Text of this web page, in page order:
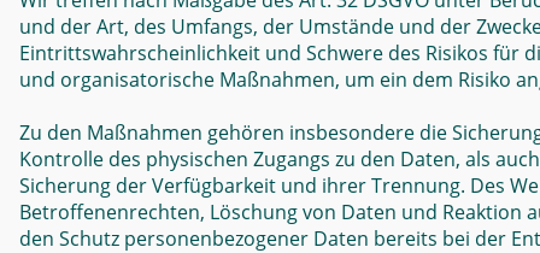
und der Art, des Umfangs, der Umstände und der
Eintrittswahrscheinlichkeit und Schwere des Risikos für
und organisatorische Maßnahmen, um ein dem Risiko
Zu den Maßnahmen gehören insbesondere die
Kontrolle des physischen Zugangs zu den Daten, als
Sicherung der Verfügbarkeit und ihrer Trennung. Des
Betroffenenrechten, Löschung von Daten und Reaktion
den Schutz personenbezogener Daten bereits bei der